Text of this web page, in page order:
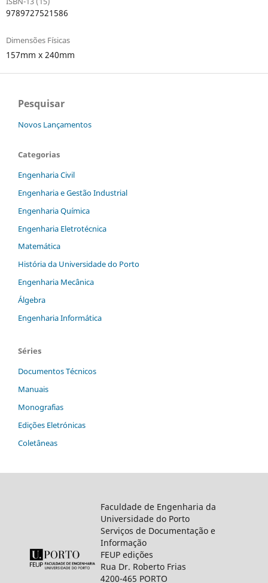
9789727521586
Dimensões Físicas
157mm x 240mm
Pesquisar
Novos Lançamentos
Categorias
Engenharia Civil
Engenharia e Gestão Industrial
Engenharia Química
Engenharia Eletrotécnica
Matemática
História da Universidade do Porto
Engenharia Mecânica
Álgebra
Engenharia Informática
Séries
Documentos Técnicos
Manuais
Monografias
Edições Eletrónicas
Coletâneas
Faculdade de Engenharia da
Universidade do Porto
Serviços de Documentação e
Informação
FEUP edições
Rua Dr. Roberto Frias
4200-465 PORTO